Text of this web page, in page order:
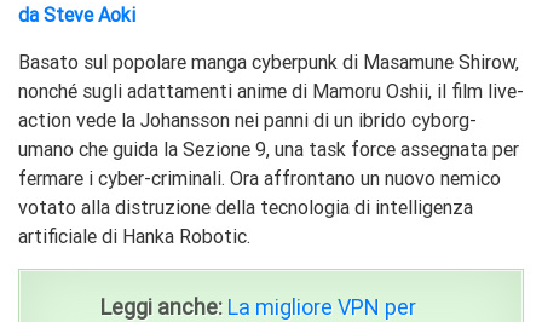
da Steve Aoki
Basato sul popolare manga cyberpunk di Masamune Shirow,
nonché sugli adattamenti anime di Mamoru Oshii, il film live-
action vede la Johansson nei panni di un ibrido cyborg-
umano che guida la Sezione 9, una task force assegnata per
fermare i cyber-criminali. Ora affrontano un nuovo nemico
votato alla distruzione della tecnologia di intelligenza
artificiale di Hanka Robotic.
Leggi anche: La migliore VPN per